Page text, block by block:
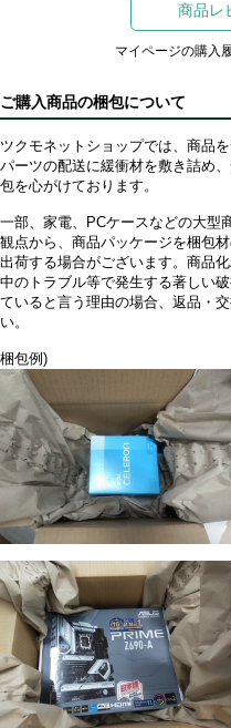
商品レ
マイページの購入
ご購入商品の梱包について
ツクモネットショップでは、商品
パーツの配送に緩衝材を敷き詰め
包を心がけております。
一部、家電、PCケースなどの大型
観点から、商品パッケージを梱包
出荷する場合がございます。商品
中のトラブル等で発生する著しい
ていると言う理由の場合、返品・
い。
梱包例)